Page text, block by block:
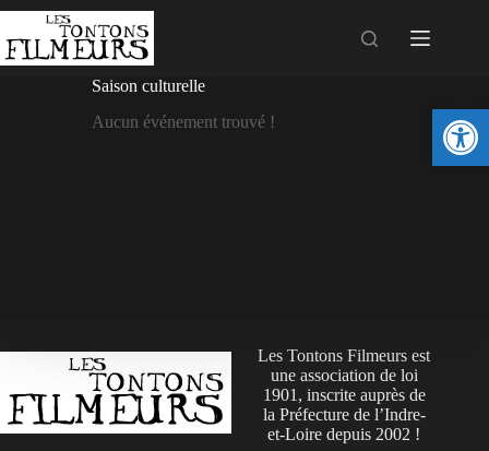
Saison culturelle
Aucun événement trouvé !
Les Tontons Filmeurs est
une association de loi
1901, inscrite auprès de
la Préfecture de l’Indre-
et-Loire depuis 2002 !